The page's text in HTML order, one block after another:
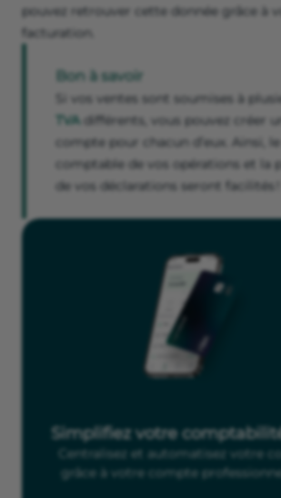
pouvez retrouver cette donnée grâce à
facturation.
Bon à savoir
Si vos ventes sont soumises à
TVAdifférents, vous pouvez créer
compte pour chacun d’eux. Ainsi, le
comptable de vos opérations et la
de vos déclarations seront facilités !
Simplifiez votre
Centralisez et automatisez votre
grâce à votre compte